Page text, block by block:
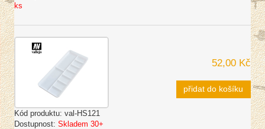
ks
Kód produktu: val-HS121
Dostupnost: Skladem 30+
52,00 Kč
přidat do košíku